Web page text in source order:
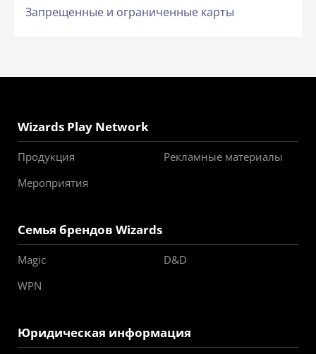
Запрещенные и ограниченные карты
Wizards Play Network
Продукция
Рекламные материалы
Мероприятия
Семья брендов Wizards
Magic
D&D
WPN
Юридическая информация